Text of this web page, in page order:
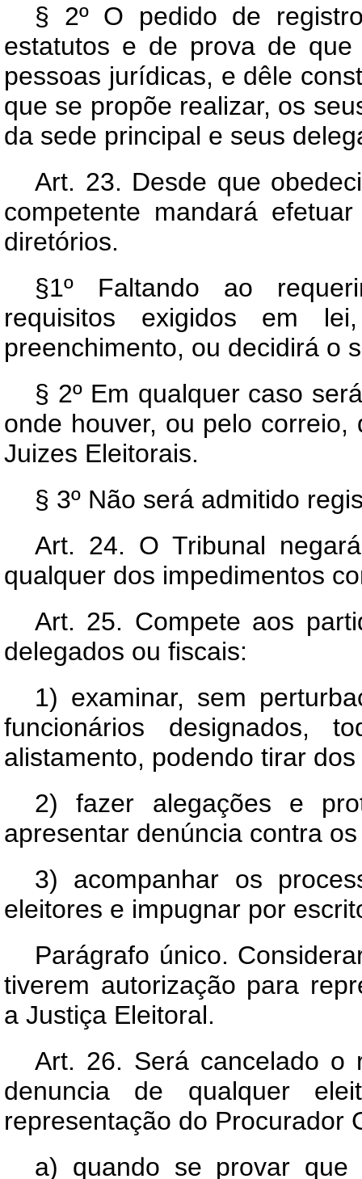
§ 2º O pedido de
estatutos e de prova de
pessoas jurídicas, e dêle
que se propõe realizar, os
da sede principal e seus
Art. 23. Desde que
competente mandará
diretórios.
§1º Faltando ao
requisitos exigidos em
preenchimento, ou decidirá o
§ 2º Em qualquer caso
onde houver, ou pelo
Juizes Eleitorais.
§ 3º Não será admitido
Art. 24. O Tribunal
qualquer dos impedimentos
Art. 25. Compete aos
delegados ou fiscais:
1) examinar, sem
funcionários designados,
alistamento, podendo tirar
2) fazer alegações e
apresentar denúncia contra
3) acompanhar os
eleitores e impugnar por
Parágrafo único.
tiverem autorização para
a Justiça Eleitoral.
Art. 26. Será cancelado o
denuncia de qualquer
representação do Procurador
a) quando se provar que